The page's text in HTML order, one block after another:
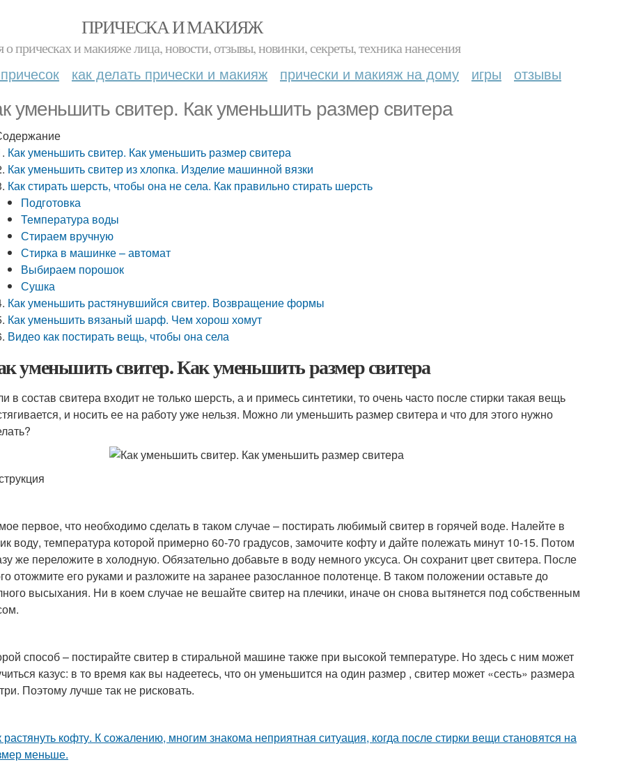
ПРИЧЕСКА И МАКИЯЖ
прическах и макияже лица, новости, отзывы, новинки, секреты, техника нанесения
как делать прически и макияж прически и макияж на дому игры отзывы
уменьшить свитер. Как уменьшить размер свитера
Как уменьшить свитер. Как уменьшить размер свитера
Как уменьшить свитер из хлопка. Изделие машинной вязки
Как стирать шерсть, чтобы она не села. Как правильно стирать шерсть
Подготовка
Температура воды
Стираем вручную
Стирка в машинке – автомат
Выбираем порошок
Сушка
Как уменьшить растянувшийся свитер. Возвращение формы
Как уменьшить вязаный шарф. Чем хорош хомут
Видео как постирать вещь, чтобы она села
уменьшить свитер. Как уменьшить размер свитера
в состав свитера входит не только шерсть, а и примесь синтетики, то очень часто после стирки такая вещь
и носить ее на работу уже нельзя. Можно ли уменьшить размер свитера и что для этого нужно
первое, что необходимо сделать в таком случае – постирать любимый свитер в горячей воде. Налейте в
воду, температура которой примерно 60-70 градусов, замочите кофту и дайте полежать минут 10-15. Потом
же переложите в холодную. Обязательно добавьте в воду немного уксуса. Он сохранит цвет свитера. После
отожмите его руками и разложите на заранее разосланное полотенце. В таком положении оставьте до
высыхания. Ни в коем случае не вешайте свитер на плечики, иначе он снова вытянется под собственным
способ – постирайте свитер в стиральной машине также при высокой температуре. Но здесь с ним может
казус: в то время как вы надеетесь, что он уменьшится на один размер , свитер может «сесть» размера
Поэтому лучше так не рисковать.
растянуть кофту. К сожалению, многим знакома неприятная ситуация, когда после стирки вещи становятся на
меньше.